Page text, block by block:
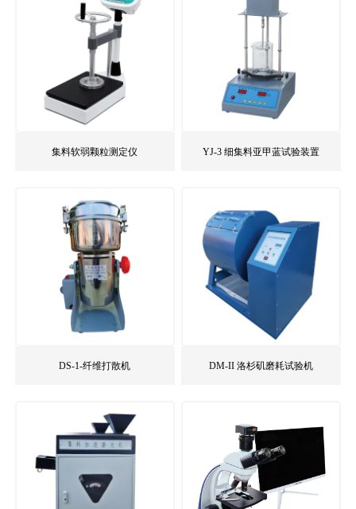
集料软弱颗粒测定仪 YJ-3 细集料亚甲蓝试验装置
DS-1-纤维打散机 DM-II 洛杉矶磨耗试验机